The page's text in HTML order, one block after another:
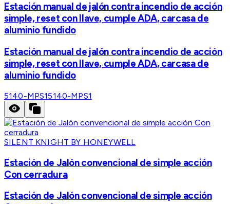
Estación manual de jalón contra incendio de acción
simple, reset con llave, cumple ADA, carcasa de
aluminio fundido
Estación manual de jalón contra incendio de acción
simple, reset con llave, cumple ADA, carcasa de
aluminio fundido
5140-MPS15140-MPS1
SILENT KNIGHT BY HONEYWELL
Estación de Jalón convencional de simple acción
Con cerradura
Estación de Jalón convencional de simple acción